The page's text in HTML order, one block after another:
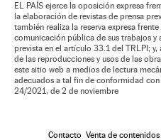
EL PAÍS ejerce la oposición expresa
la elaboración de revistas de prensa
también realiza la reserva expresa
comunicación pública de sus trabajos y
prevista en el artículo 33.1 del TRLPI; y,
de las reproducciones y usos de las
este sitio web a medios de lectura
adecuados a tal fin de conformidad
24/2021, de 2 de noviembre
Contacto Venta de contenidos